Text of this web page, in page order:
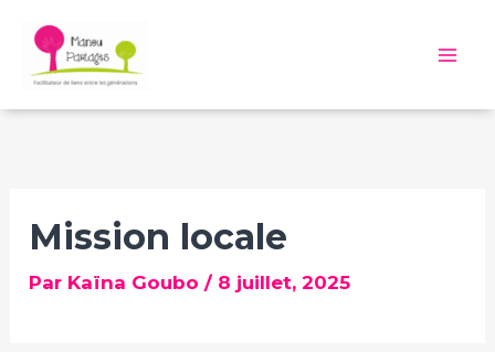
contenu
Mission locale
Par Kaïna Goubo/ 8 juillet, 2025